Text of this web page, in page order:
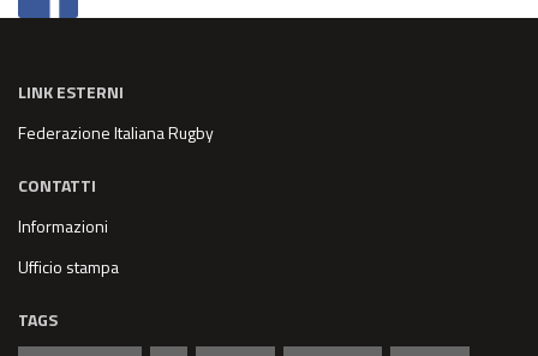
LINK ESTERNI
Federazione Italiana Rugby
CONTATTI
Informazioni
Ufficio stampa
TAGS